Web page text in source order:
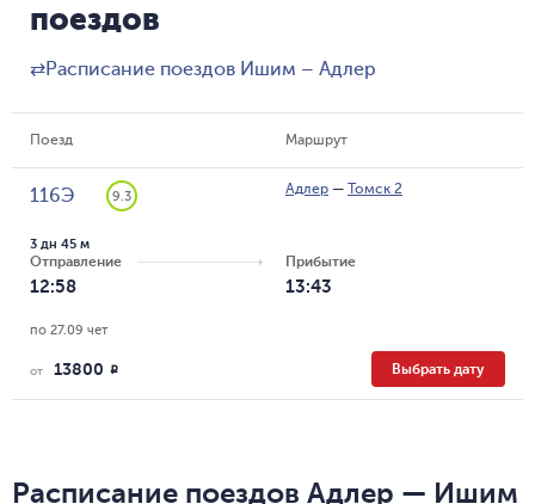
поездов
⇄Расписание поездов Ишим – Адлер
Поезд Маршрут
116Э 9.3 Адлер — Томск 2
Отправление
12:58
3 дн 45 м
Прибытие
13:43
по 27.09 чет
от 13800 R Выбрать дату
Расписание поездов Адлер — Ишим